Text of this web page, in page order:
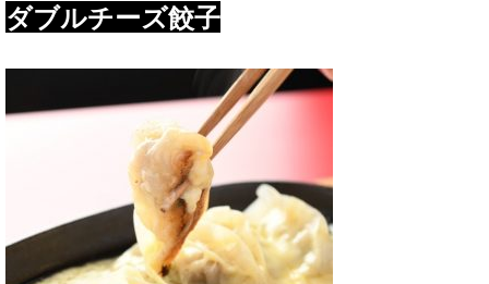
ダブルチーズ餃子